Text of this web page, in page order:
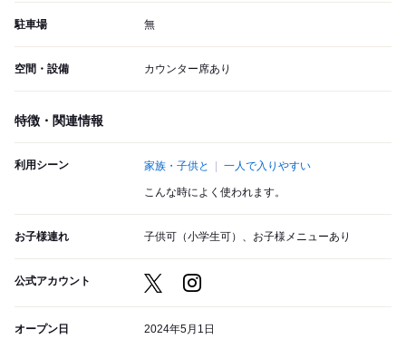
駐車場 無
空間・設備 カウンター席あり
特徴・関連情報
利用シーン 家族・子供と 一人で入りやすい
こんな時によく使われます。
お子様連れ 子供可（小学生可）、お子様メニューあり
公式アカウント
オープン日 2024年5月1日